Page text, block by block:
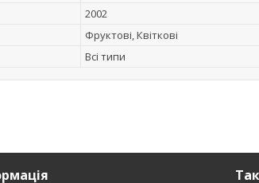
2002
Фруктові, Квіткові
Всі типи